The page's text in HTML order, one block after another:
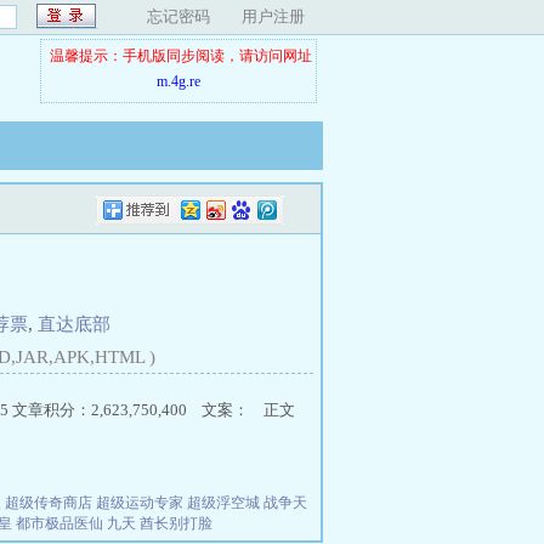
忘记密码 用户注册
温馨提示：手机版同步阅读，请访问网址
m.4g.re
票, 直达底部
)
文章积分：2,623,750,400 文案： 正文
超级传奇商店 超级运动专家 超级浮空城 战争天
都市极品医仙 九天 酋长别打脸